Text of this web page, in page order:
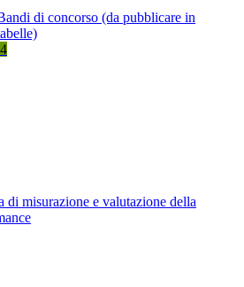
di concorso (da pubblicare in
4
di misurazione e valutazione della